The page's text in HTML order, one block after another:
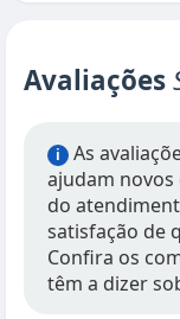
Avaliações
i
As
ajudam novos
do
satisfação de
Confira os
têm a dizer